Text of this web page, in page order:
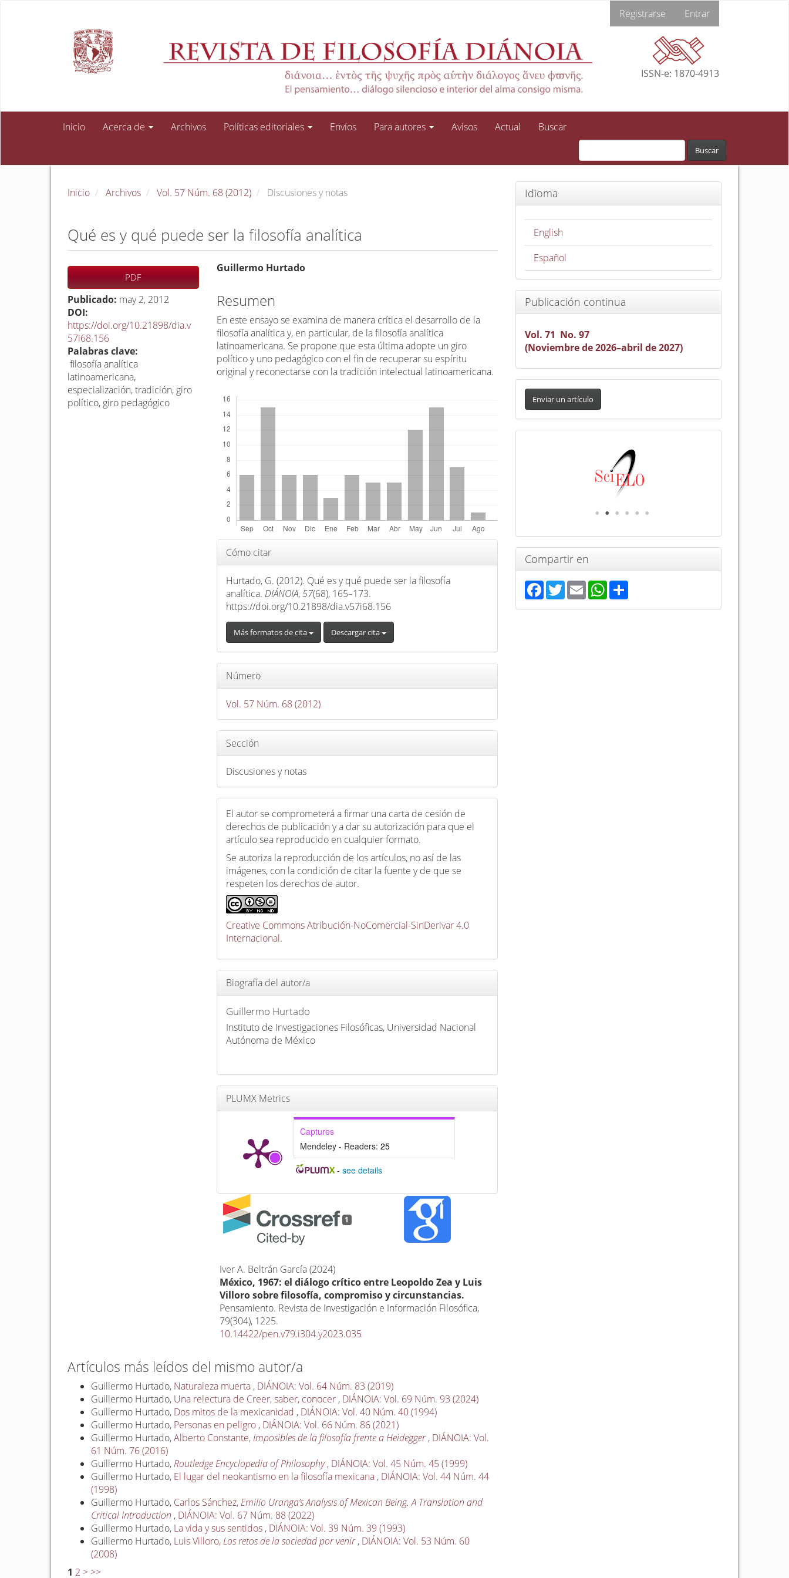
Registrarse Entrar
ISSN-e: 1870-4913
Inicio Acerca de Archivos Políticas editoriales Envíos Para autores Avisos Actual Buscar
Buscar
Inicio Archivos Vol. 57 Núm. 68 (2012) Discusiones y notas
Qué es y qué puede ser la filosofía analítica
Barra
lateral
del
artículo
PDF
Publicado: may 2, 2012
DOI:
https://doi.org/10.21898/dia.v
57i68.156
Palabras clave:
filosofía analítica
latinoamericana,
especialización, tradición, giro
político, giro pedagógico
C
n
t
e
n
i
d
p
n
d
c
u
Guillermo Hurtado
Resumen
En este ensayo se examina de manera crítica el desarrollo de la
filosofía analítica y, en particular, de la filosofía analítica
latinoamericana. Se propone que esta última adopte un giro
político y uno pedagógico con el fin de recuperar su espíritu
original y reconectarse con la tradición intelectual latinoamericana.
Detalles
del
artículo
Cómo citar
Hurtado, G. (2012). Qué es y qué puede ser la filosofía
analítica. DIÁNOIA,57(68), 165–173.
https://doi.org/10.21898/dia.v57i68.156
Más formatos de cita Descargar cita
Número
Vol. 57 Núm. 68 (2012)
Sección
Discusiones y notas
El autor se comprometerá a firmar una carta de cesión de
derechos de publicación y a dar su autorización para que el
artículo sea reproducido en cualquier formato.
Se autoriza la reproducción de los artículos, no así de las
imágenes, con la condición de citar la fuente y de que se
respeten los derechos de autor.
Creative Commons Atribución-NoComercial-SinDerivar 4.0
Internacional.
Biografía del autor/a
Guillermo Hurtado
Instituto de Investigaciones Filosóficas, Universidad Nacional
Autónoma de México
PLUMX Metrics
Captures
Mendeley - Readers: 25
- see details
1
Iver A. Beltrán García (2024)
México, 1967: el diálogo crítico entre Leopoldo Zea y Luis
Villoro sobre filosofía, compromiso y circunstancias.
Pensamiento. Revista de Investigación e Información Filosófica,
79(304), 1225.
10.14422/pen.v79.i304.y2023.035
Artículos más leídos del mismo autor/a
Guillermo Hurtado, Naturaleza muerta , DIÁNOIA: Vol. 64 Núm. 83 (2019)
Guillermo Hurtado, Una relectura de Creer, saber, conocer , DIÁNOIA: Vol. 69 Núm. 93 (2024)
Guillermo Hurtado, Dos mitos de la mexicanidad , DIÁNOIA: Vol. 40 Núm. 40 (1994)
Guillermo Hurtado, Personas en peligro , DIÁNOIA: Vol. 66 Núm. 86 (2021)
Guillermo Hurtado,Alberto Constante, Imposibles de la filosofía frente a Heidegger , DIÁNOIA: Vol.
61 Núm. 76 (2016)
Guillermo Hurtado, Routledge Encyclopedia of Philosophy , DIÁNOIA: Vol. 45 Núm. 45 (1999)
Guillermo Hurtado, El lugar del neokantismo en la filosofía mexicana , DIÁNOIA: Vol. 44 Núm. 44
(1998)
Guillermo Hurtado, Carlos Sánchez, Emilio Uranga’s Analysis of Mexican Being. A Translation and
Critical Introduction , DIÁNOIA: Vol. 67 Núm. 88 (2022)
Guillermo Hurtado, La vida y sus sentidos , DIÁNOIA: Vol. 39 Núm. 39 (1993)
Guillermo Hurtado, Luis Villoro, Los retos de la sociedad por venir , DIÁNOIA: Vol. 53 Núm. 60
(2008)
1 2 > >>
Idioma
English
Español
Publicación continua
Vol. 71 No. 97
(Noviembre de 2026–abril de 2027)
Enviar
artículo
Enviar un artículo
Compartir en
Facebook
TwitterEmailWhatsApp